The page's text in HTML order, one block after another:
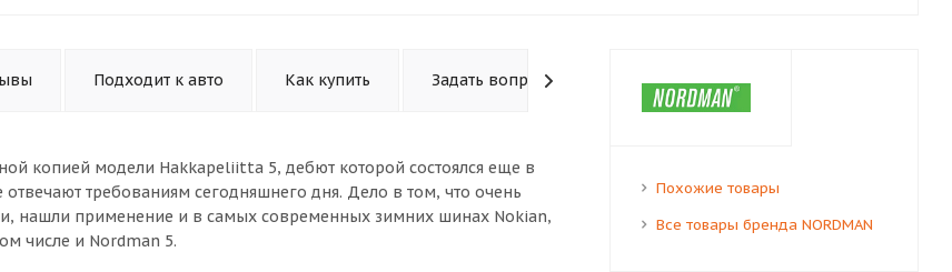
Подходит к авто Как купить Задать вопрос
копией модели Hakkapeliitta 5, дебют которой состоялся еще в
отвечают требованиям сегодняшнего дня. Дело в том, что очень
нашли применение и в самых современных зимних шинах Nokian,
числе и Nordman 5.
Похожие товары
Все товары бренда NORDMAN